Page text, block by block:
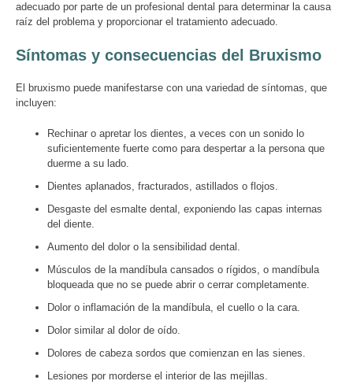
adecuado por parte de un profesional dental para determinar la causa
raíz del problema y proporcionar el tratamiento adecuado.
Síntomas y consecuencias del Bruxismo
El bruxismo puede manifestarse con una variedad de síntomas, que
incluyen:
Rechinar o apretar los dientes, a veces con un sonido lo
suficientemente fuerte como para despertar a la persona que
duerme a su lado.
Dientes aplanados, fracturados, astillados o flojos.
Desgaste del esmalte dental, exponiendo las capas internas
del diente.
Aumento del dolor o la sensibilidad dental.
Músculos de la mandíbula cansados o rígidos, o mandíbula
bloqueada que no se puede abrir o cerrar completamente.
Dolor o inflamación de la mandíbula, el cuello o la cara.
Dolor similar al dolor de oído.
Dolores de cabeza sordos que comienzan en las sienes.
Lesiones por morderse el interior de las mejillas.